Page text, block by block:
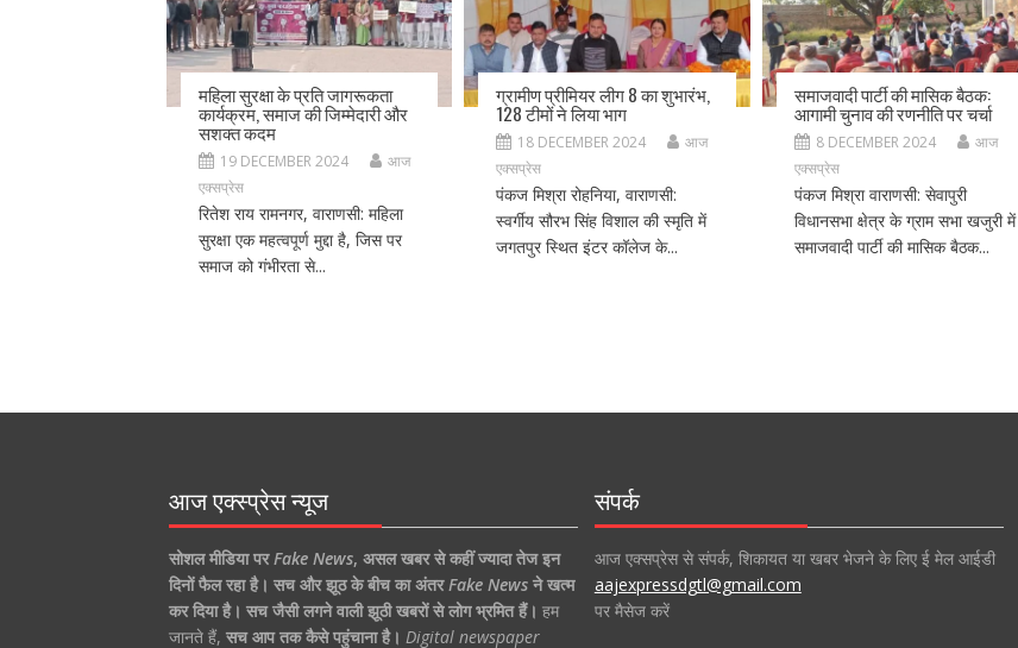
महिला सुरक्षा के प्रति जागरूकता
कार्यक्रम, समाज की जिम्मेदारी और
सशक्त कदम
19 DECEMBER 2024
आज
एक्सप्रेस
रितेश राय रामनगर, वाराणसी: महिला
सुरक्षा एक महत्वपूर्ण मुद्दा है, जिस पर
समाज को गंभीरता से...
ग्रामीण प्रीमियर लीग 8 का शुभारंभ,
128 टीमों ने लिया भाग
18 DECEMBER 2024
आज
एक्सप्रेस
पंकज मिश्रा रोहनिया, वाराणसी:
स्वर्गीय सौरभ सिंह विशाल की स्मृति में
जगतपुर स्थित इंटर कॉलेज के...
समाजवादी पार्टी की मासिक बैठक:
आगामी चुनाव की रणनीति पर चर्चा
8 DECEMBER 2024
आज
एक्सप्रेस
पंकज मिश्रा वाराणसी: सेवापुरी
विधानसभा क्षेत्र के ग्राम सभा खजुरी में
समाजवादी पार्टी की मासिक बैठक...
आज एक्स्प्रेस न्यूज
सोशल मीडिया पर Fake News, असल खबर से कहीं ज्यादा तेज इन
दिनों फैल रहा है। सच और झूठ के बीच का अंतर Fake Newsने खत्म
कर दिया है। सच जैसी लगने वाली झूठी खबरों से लोग भ्रमित हैं। हम
जानते हैं, सच आप तक कैसे पहुंचाना है। Digital newspaper
संपर्क
आज एक्सप्रेस से संपर्क, शिकायत या खबर भेजने के लिए ई मेल आईडी
aajexpressdgtl@gmail.com
पर मैसेज करें